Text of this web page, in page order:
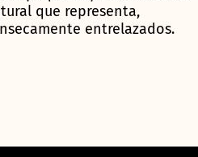
que representa,
entrelazados.